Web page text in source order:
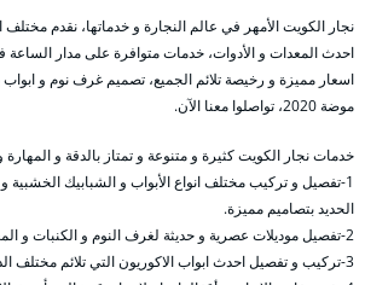
نجار الكويت الأمهر في عالم النجارة و خدماتها، نقدم مختلف
احدث المعدات و الأدوات، خدمات متوافرة على مدار الساعة
اسعار مميزة و رخيصة تلائم الجميع، تصميم غرف نوم و
موضة 2020، تواصلوا معنا الآن.
خدمات نجار الكويت كثيرة و متنوعة و تمتاز بالدقة و
1-تفصيل و تركيب مختلف انواع الأبواب و الشبابيك الخشبية و
الحديد بتصاميم مميزة.
2-تفصيل موديلات عصرية و حديثة لغرف النوم و الكنبات و المجالس و الديوانيات.
3-تركيب و تفصيل احدث ابواب الاكوريون التي تلائم مختلف الديكورات و الاثاث.